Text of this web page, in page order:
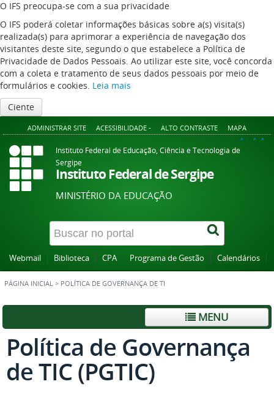
O IFS preocupa-se com a sua privacidade
O IFS poderá coletar informações básicas sobre a(s) visita(s)
realizada(s) para aprimorar a experiência de navegação dos
visitantes deste site, segundo o que estabelece a Política de
Privacidade de Dados Pessoais. Ao utilizar este site, você concorda
com a coleta e tratamento de seus dados pessoais por meio de
formulários e cookies. Leia mais
Ciente
ADMINISTRAR SITE ACESSIBILIDADE - ALTO CONTRASTE MAPA
A+ A A-
Instituto Federal de Educação, Ciência e Tecnologia de
Sergipe
Instituto Federal de Sergipe
MINISTÉRIO DA EDUCAÇÃO
Webmail Biblioteca CPA Programa de Gestão Calendários
PÁGINA INICIAL > POLÍTICA DE GOVERNANÇA DE TI
MENU
Política de Governança
de TIC (PGTIC)